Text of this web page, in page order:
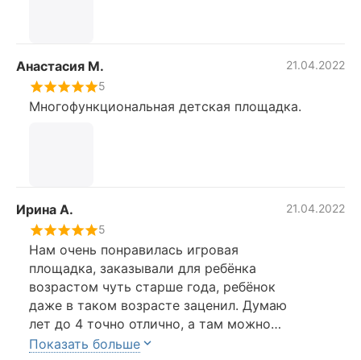
Анастасия М.
21.04.2022
5
Многофункциональная детская площадка.
Ирина А.
21.04.2022
5
Нам очень понравилась игровая
площадка, заказывали для ребёнка
возрастом чуть старше года, ребёнок
даже в таком возрасте заценил. Думаю
лет до 4 точно отлично, а там можно
будет докупить каких-нибудь атрибутов
Показать больше